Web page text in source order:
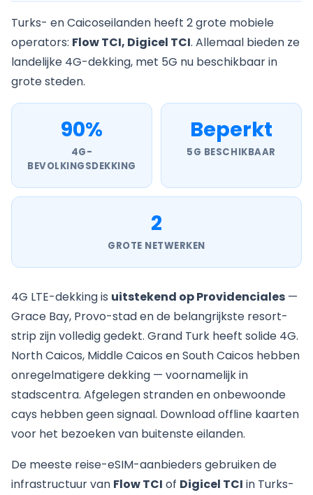
Turks- en Caicoseilanden heeft 2 grote mobiele
operators: Flow TCI, Digicel TCI. Allemaal bieden ze
landelijke 4G-dekking, met 5G nu beschikbaar in
grote steden.
90%
4G-
BEVOLKINGSDEKKING
Beperkt
5G BESCHIKBAAR
2
GROTE NETWERKEN
4G LTE-dekking is uitstekend op Providenciales —
Grace Bay, Provo-stad en de belangrijkste resort-
strip zijn volledig gedekt. Grand Turk heeft solide 4G.
North Caicos, Middle Caicos en South Caicos hebben
onregelmatigere dekking — voornamelijk in
stadscentra. Afgelegen stranden en onbewoonde
cays hebben geen signaal. Download offline kaarten
voor het bezoeken van buitenste eilanden.
De meeste reise-eSIM-aanbieders gebruiken de
infrastructuur van Flow TCI of Digicel TCI in Turks-